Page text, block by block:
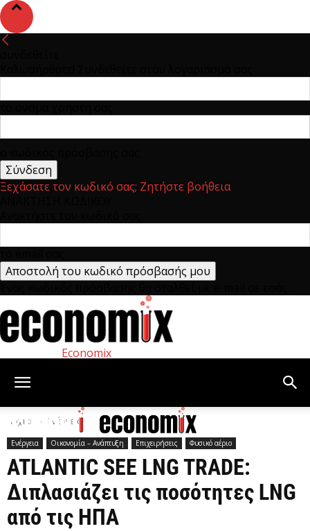
Ξεχάσατε τον κωδικό σας; Ζητήστε βοήθεια
Economix
Αρχική Ενέργεια
Ενέργεια Οικονομία – Ανάπτυξη Επιχειρήσεις Φυσικό αέριο
ATLANTIC SEE LNG TRADE:
Διπλασιάζει τις ποσότητες LNG
από τις ΗΠΑ